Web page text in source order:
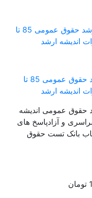
بانک سوالات کارشناسی ارشد حقوق عمومی 85 تا
عمومی اندیشه
1385 تا 1404سراسری و آزادپاسخ های
بانک تست حقوق